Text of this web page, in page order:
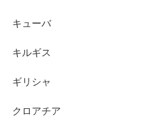
キューバ
キルギス
ギリシャ
クロアチア